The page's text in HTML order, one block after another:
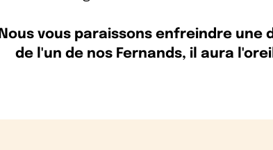
Nous vous paraissons enfreindre
de l'un de nos Fernands, il aura